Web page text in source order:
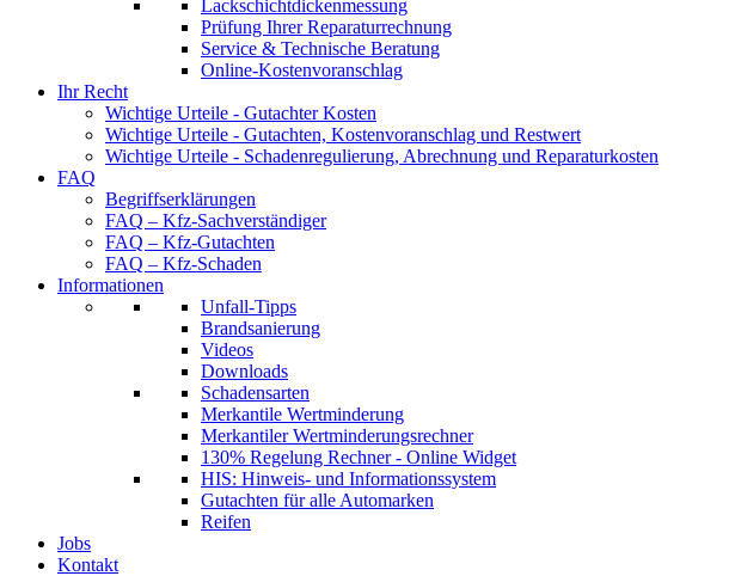
Lackschichtdickenmessung
Prüfung Ihrer Reparaturrechnung
Service & Technische Beratung
Online-Kostenvoranschlag
Ihr Recht
Wichtige Urteile - Gutachter Kosten
Wichtige Urteile - Gutachten, Kostenvoranschlag und Restwert
Wichtige Urteile - Schadenregulierung, Abrechnung und Reparaturkosten
FAQ
Begriffserklärungen
FAQ – Kfz-Sachverständiger
FAQ – Kfz-Gutachten
FAQ – Kfz-Schaden
Informationen
Unfall-Tipps
Brandsanierung
Videos
Downloads
Schadensarten
Merkantile Wertminderung
Merkantiler Wertminderungsrechner
130% Regelung Rechner - Online Widget
HIS: Hinweis- und Informationssystem
Gutachten für alle Automarken
Reifen
Jobs
Kontakt